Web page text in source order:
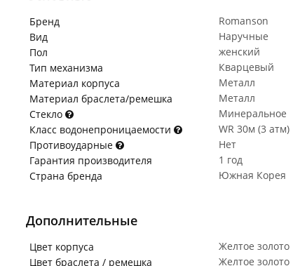
Бренд
Romanson
Вид
Наручные
Пол
женский
Тип механизма
Кварцевый
Материал корпуса
Металл
Материал браслета/ремешка
Металл
Стекло
Минеральное
Класс водонепроницаемости
WR 30м (3 атм)
Противоударные
Нет
Гарантия производителя
1 год
Страна бренда
Южная Корея
Дополнительные
Цвет корпуса
Желтое золото
Цвет браслета / ремешка
Желтое золото